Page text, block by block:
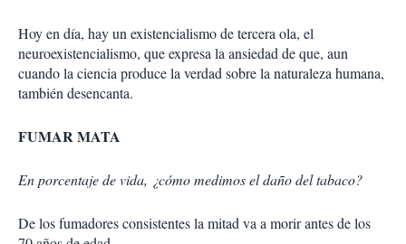
Hoy en día, hay un existencialismo de tercera ola, el
neuroexistencialismo, que expresa la ansiedad de que, aun
cuando la ciencia produce la verdad sobre la naturaleza humana,
también desencanta.
FUMAR MATA
En porcentaje de vida, ¿cómo medimos el daño del tabaco?
De los fumadores consistentes la mitad va a morir antes de los